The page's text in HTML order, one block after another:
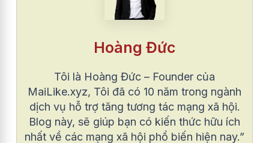
Hoàng Đức
Tôi là Hoàng Đức – Founder của
MaiLike.xyz, Tôi đã có 10 năm trong ngành
dịch vụ hỗ trợ tăng tương tác mạng xã hội.
Blog này, sẽ giúp bạn có kiến thức hữu ích
nhất về các mạng xã hội phổ biến hiện nay.”